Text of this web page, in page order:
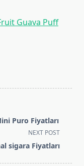
Guava Puff
Puro Fiyatları
NEXT POST
sigara Fiyatları